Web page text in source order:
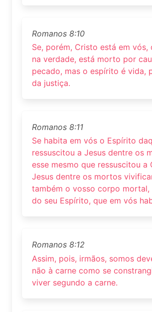
Romanos 8:10
Se, porém, Cristo está em vós,
na verdade, está morto por
pecado, mas o espírito é vida,
da justiça.
Romanos 8:11
Se habita em vós o Espírito
ressuscitou a Jesus dentre os
esse mesmo que ressuscitou a
Jesus dentre os mortos
também o vosso corpo mortal,
do seu Espírito, que em vós
Romanos 8:12
Assim, pois, irmãos, somos
não à carne como se
viver segundo a carne.